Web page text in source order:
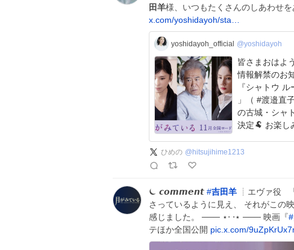
田羊様、いつもたくさんのしあわせ
x.com/yoshidayoh/sta…
yoshidayoh_official @yoshidayoh
皆さまおはよ
情報解禁のお
『シャトウ
」（ #渡邉直
の古城・シャ
ひめの @ hitsujihime1213
⏾ 𝙘𝙤𝙢𝙢𝙚𝙣𝙩 #吉田羊 ┊︎エヴァ役
さっているように見え、 それがこの
感じました。 ─── ⋆⋅ ⋅⋆ ─── 映画『#
テほか全国公開 pic.x.com/